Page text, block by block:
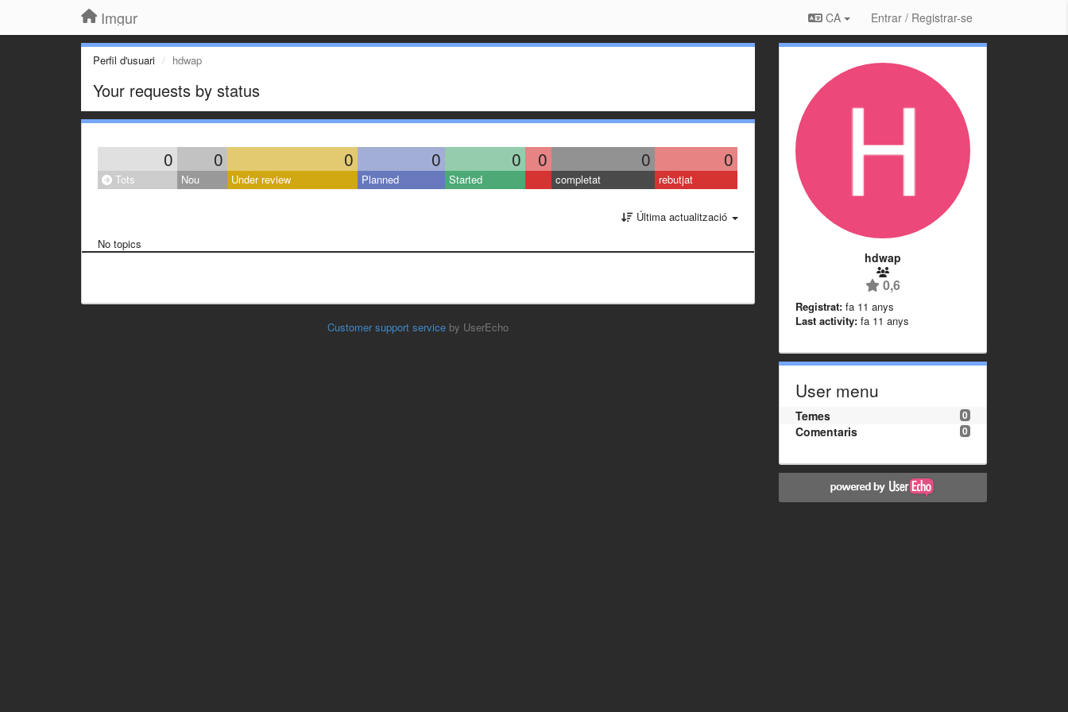
Imgur CA Entrar / Registrar-se
Perfil d'usuari hdwap
Your requests by status
0 0 0 0 0 0 0 0
Tots Nou Under review Planned Started completat rebutjat
Última actualització
No topics
Customer support serviceby UserEcho
hdwap
0,6
Registrat: fa 11 anys
Last activity: fa 11 anys
User menu
0
Temes
0
Comentaris